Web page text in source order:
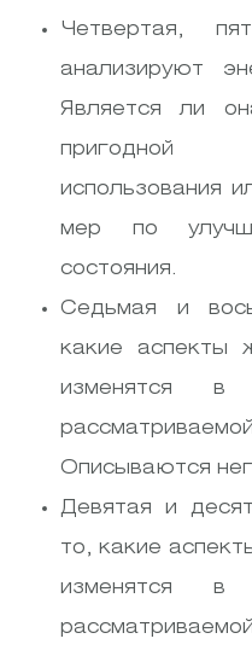
Четвертая,
анализируют
Является ли
пригодной
использования
мер по
состояния.
Седьмая и
какие аспекты
изменятся в
Описываются
Девятая и
то, какие
изменятся в